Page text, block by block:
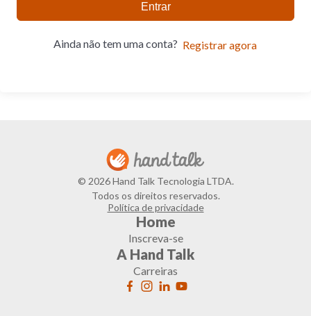
Entrar
Ainda não tem uma conta? Registrar agora
© 2026 Hand Talk Tecnologia LTDA.
Todos os direitos reservados.
Política de privacidade
Home
Inscreva-se
A Hand Talk
Carreiras